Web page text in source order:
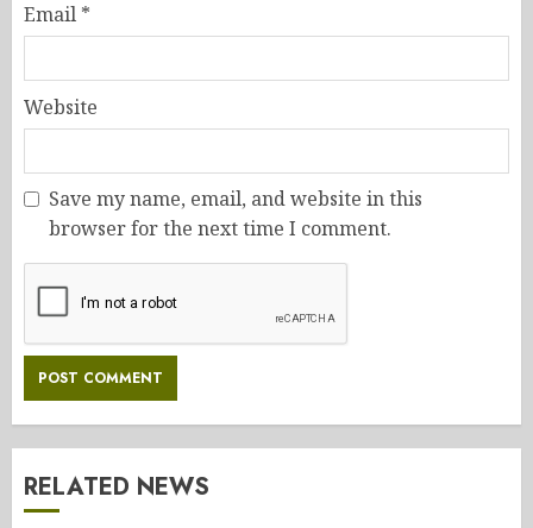
Email *
Website
Save my name, email, and website in this
browser for the next time I comment.
RELATED NEWS